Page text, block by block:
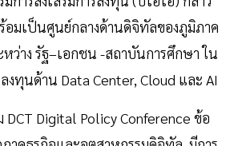
อมเป็นศูนย์กลางด้านดิจิทัลของภูมิภาค
หว่าง รัฐ–เอกชน -สถาบันการศึกษา ใน
งทุนด้าน Data Center, Cloud และ AI
DCT Digital Policy Conference ข้อ